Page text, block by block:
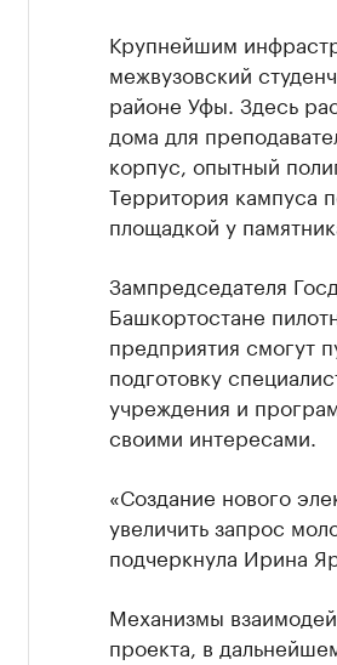
Крупнейшим
межвузовский
районе Уфы. Здесь
дома для
корпус, опытный
Территория кампуса
площадкой у
Зампредседателя
Башкортостане
предприятия смогут
подготовку
учреждения и
своими интересами.
«Создание нового
увеличить запрос
подчеркнула Ирина
Механизмы
проекта, в